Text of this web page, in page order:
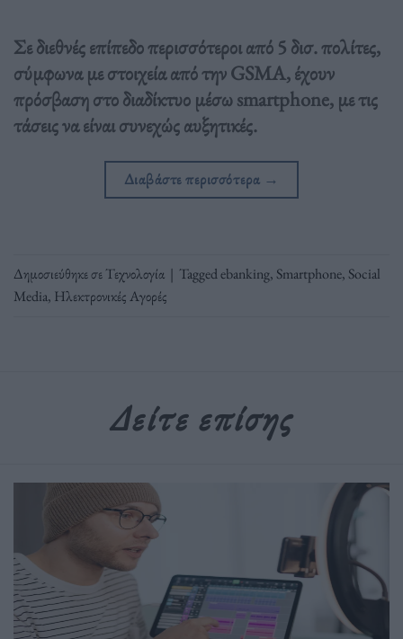
Σε διεθνές επίπεδο περισσότεροι από 5 δισ. πολίτες,
σύμφωνα με στοιχεία από την GSMA, έχουν
πρόσβαση στο διαδίκτυο μέσω smartphone, με τις
τάσεις να είναι συνεχώς αυξητικές.
Διαβάστε περισσότερα →
Δημοσιεύθηκε σεΤεχνολογία | Taggedebanking, Smartphone, Social
Media, Ηλεκτρονικές Αγορές
Δείτε επίσης